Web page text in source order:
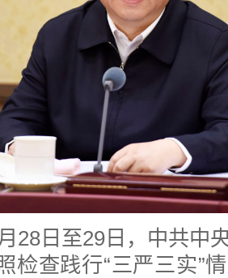
28日至29日，中共中
检查践行“三严三实”